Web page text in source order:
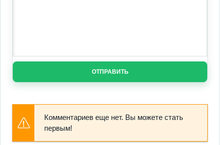
ОТПРАВИТЬ
Комментариев еще нет. Вы можете стать
первым!